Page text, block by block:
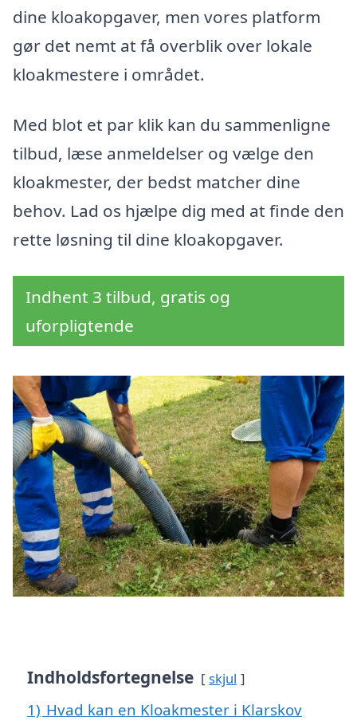
dine kloakopgaver, men vores platform
gør det nemt at få overblik over lokale
kloakmestere i området.
Med blot et par klik kan du sammenligne
tilbud, læse anmeldelser og vælge den
kloakmester, der bedst matcher dine
behov. Lad os hjælpe dig med at finde den
rette løsning til dine kloakopgaver.
Indhent 3 tilbud, gratis og
uforpligtende
Indholdsfortegnelse skjul
1) Hvad kan en Kloakmester i Klarskov